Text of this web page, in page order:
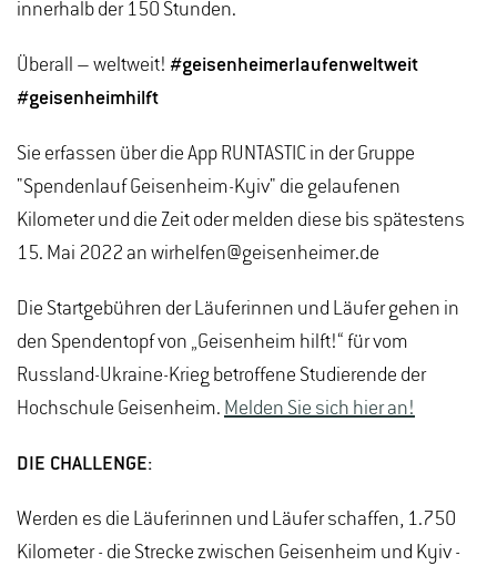
innerhalb der 150 Stunden.
Überall – weltweit! #geisenheimerlaufenweltweit
#geisenheimhilft
Sie erfassen über die App RUNTASTIC in der Gruppe
"Spendenlauf Geisenheim-Kyiv" die gelaufenen
Kilometer und die Zeit oder melden diese bis spätestens
15. Mai 2022 an wirhelfen@geisenheimer.de
Die Startgebühren der Läuferinnen und Läufer gehen in
den Spendentopf von „Geisenheim hilft!“ für vom
Russland-Ukraine-Krieg betroffene Studierende der
Hochschule Geisenheim. Melden Sie sich hier an!
DIE CHALLENGE:
Werden es die Läuferinnen und Läufer schaffen, 1.750
Kilometer - die Strecke zwischen Geisenheim und Kyiv -